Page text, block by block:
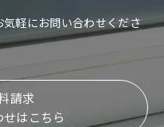
軽にお問い合わせくださ
請求
はこちら